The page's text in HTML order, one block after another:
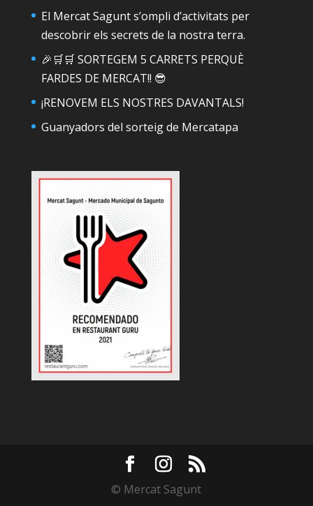
El Mercat Sagunt s’ompli d’activitats per
descobrir els secrets de la nostra terra.
🎉🛒🛒 SORTEGEM 5 CARRETS PERQUÈ
FARDES DE MERCAT!! 😎
¡RENOVEM ELS NOSTRES DAVANTALS!
Guanyadors del sorteig de Mercatapa
© Mercat Sagunt